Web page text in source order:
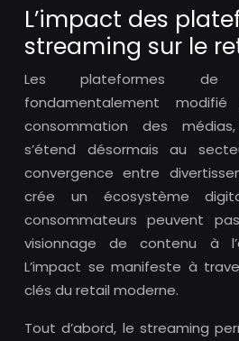
L’impact des
streaming sur le
Les plateformes de
fondamentalement
consommation des
s’étend désormais au
convergence entre
crée un écosystème
consommateurs peuvent
visionnage de contenu à
L’impact se manifeste à
clés du retail moderne.
Tout d’abord, le streaming